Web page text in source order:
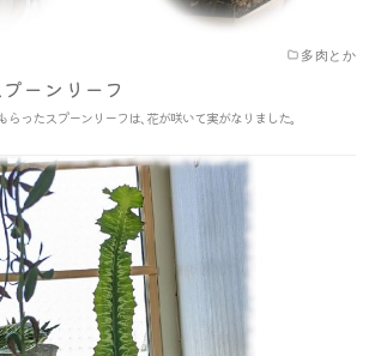
多肉とか
ーンリーフ
らったスプーンリーフは､花が咲いて実がなりました｡